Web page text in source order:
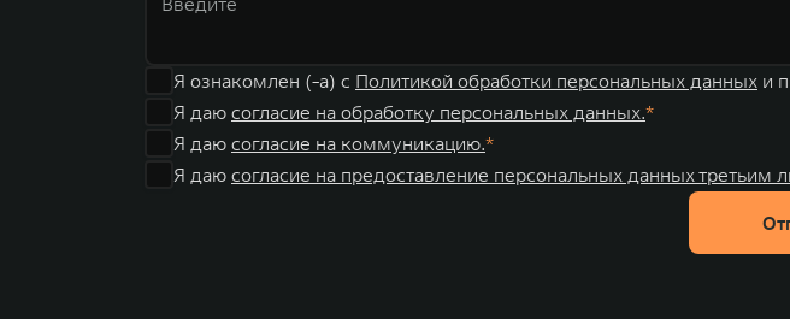
Я ознакомлен (-а) с Политикой обработки персональных данных и
Я даю согласие на обработку персональных данных.
Я даю согласие на коммуникацию.
Я даю согласие на предоставление персональных данных третьим